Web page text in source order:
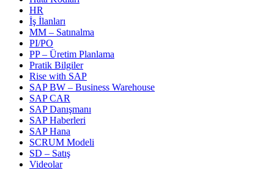
HR
İş İlanları
MM – Satınalma
PI/PO
PP – Üretim Planlama
Pratik Bilgiler
Rise with SAP
SAP BW – Business Warehouse
SAP CAR
SAP Danışmanı
SAP Haberleri
SAP Hana
SCRUM Modeli
SD – Satış
Videolar